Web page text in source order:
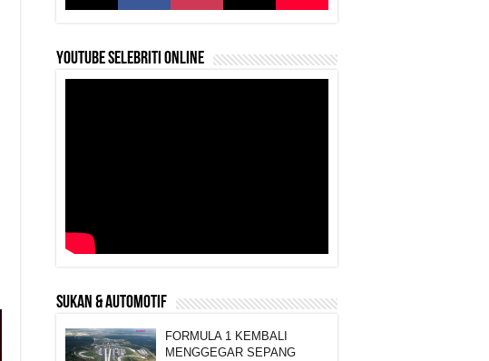
YouTube selebriti online
SUKAN & AUTOMOTIF
FORMULA 1 KEMBALI
MENGGEGAR SEPANG